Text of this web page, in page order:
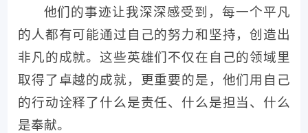
他们的事迹让我深深感受到，每一个平凡
的人都有可能通过自己的努力和坚持，创造出
非凡的成就。这些英雄们不仅在自己的领域里
取得了卓越的成就，更重要的是，他们用自己
的行动诠释了什么是责任、什么是担当、什么
是奉献。